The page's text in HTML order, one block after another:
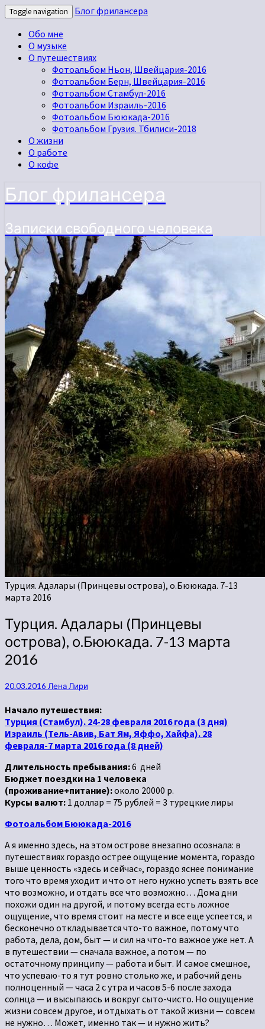
Toggle navigation
Блог фрилансера
Обо мне
О музыке
О путешествиях
Фотоальбом Ньон, Швейцария-2016
Фотоальбом Берн, Швейцария-2016
Фотоальбом Стамбул-2016
Фотоальбом Израиль-2016
Фотоальбом Бююкада-2016
Фотоальбом Грузия. Тбилиси-2018
О жизни
О работе
О кофе
Блог фрилансера
Записки свободного человека
Турция. Адалары (Принцевы острова), о.Бююкада. 7-13
марта 2016
Турция. Адалары (Принцевы
острова), о.Бююкада. 7-13 марта
2016
20.03.2016 Лена Лири
Начало путешествия:
Турция (Стамбул). 24-28 февраля 2016 года (3 дня)
Израиль (Тель-Авив, Бат Ям, Яффо, Хайфа). 28
февраля-7 марта 2016 года (8 дней)
Длительность пребывания:6 дней
Бюджет поездки на 1 человека
(проживание+питание):около 20000 р.
Курсы валют: 1 доллар = 75 рублей = 3 турецкие лиры
Фотоальбом Бююкада-2016
А я именно здесь, на этом острове внезапно осознала: в
путешествиях гораздо острее ощущение момента, гораздо
выше ценность «здесь и сейчас», гораздо яснее понимание
того что время уходит и что от него нужно успеть взять все
что возможно, и отдать все что возможно… Дома дни
похожи один на другой, и потому всегда есть ложное
ощущение, что время стоит на месте и все еще успеется, и
бесконечно откладывается что-то важное, потому что
работа, дела, дом, быт — и сил на что-то важное уже нет. А
в путешествии — сначала важное, а потом — по
остаточному принципу — работа и быт. И самое смешное,
что успеваю-то я тут ровно столько же, и рабочий день
полноценный — часа 2 с утра и часов 5-6 после захода
солнца — и высыпаюсь и вокруг сыто-чисто. Но ощущение
жизни совсем другое, и отдыхать от такой жизни — совсем
не нужно… Может, именно так — и нужно жить?